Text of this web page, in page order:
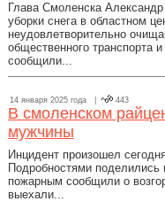
Глава Смоленска
уборки снега в областном
неудовлетворительно
общественного транспорта
сообщили...
14 января 2025 года | 443
В смоленском
мужчины
Инцидент произошел
Подробностями
пожарным сообщили о
выехали...